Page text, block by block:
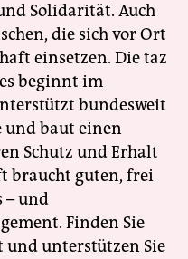
Solidarität. Auch
die sich vor Ort
einsetzen. Die taz
beginnt im
bundesweit
und baut einen
Schutz und Erhalt
braucht guten, frei
– und
Finden Sie
und unterstützen Sie